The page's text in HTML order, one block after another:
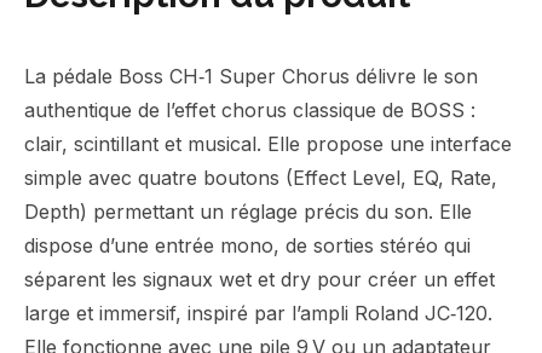
La pédale Boss CH‑1 Super Chorus délivre le son
authentique de l’effet chorus classique de BOSS :
clair, scintillant et musical. Elle propose une interface
simple avec quatre boutons (Effect Level, EQ, Rate,
Depth) permettant un réglage précis du son. Elle
dispose d’une entrée mono, de sorties stéréo qui
séparent les signaux wet et dry pour créer un effet
large et immersif, inspiré par l’ampli Roland JC‑120.
Elle fonctionne avec une pile 9 V ou un adaptateur